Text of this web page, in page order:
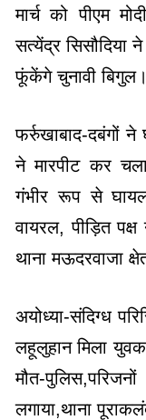
मार्च को पीएम
सत्येंद्र सिसौदिया ने
फूंकेंगे चुनावी बिगुल।
फर्रुखाबाद-दबंगों
ने मारपीट कर
गंभीर रूप से
वायरल, पीड़ित
थाना मऊदरवाजा
अयोध्या-संदिग्ध
लहूलुहान मिला
मौत-
लगाया,थाना